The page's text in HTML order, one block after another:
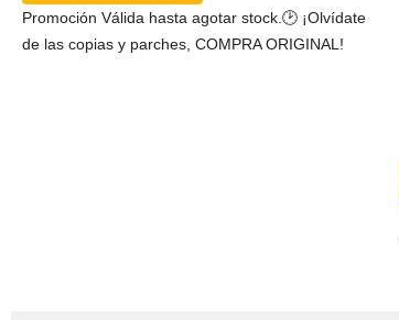
Promoción Válida hasta agotar stock.⁣⁣⁣⁣🕑 ¡Olvídate
de las copias y parches, COMPRA ORIGINAL!